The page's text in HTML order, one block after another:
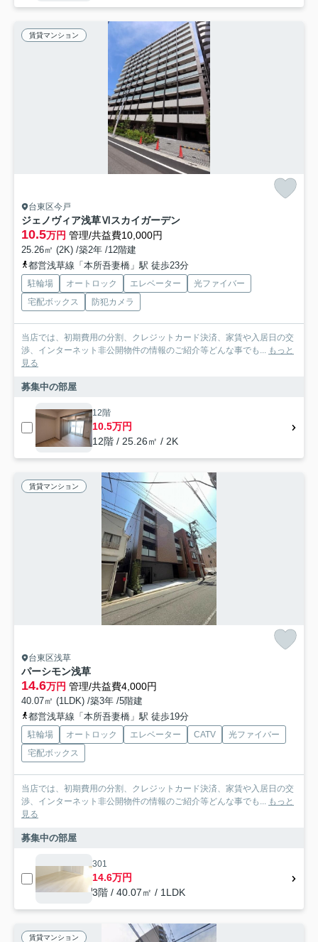
賃貸マンション
台東区今戸
ジェノヴィア浅草Ⅵスカイガーデン
10.5万円 管理/共益費10,000円
25.26㎡ (2K) /築2年 /12階建
都営浅草線「本所吾妻橋」駅 徒歩23分
駐輪場 オートロック エレベーター
光ファイバー
宅配ボックス
防犯カメラ
当店では、初期費用の分割、クレジットカード決済、家賃や入居日の交
渉、インターネット非公開物件の情報のご紹介等どんな事でも... もっと
見る
募集中の部屋
12階
10.5万円
12階 / 25.26㎡ / 2K
賃貸マンション
台東区浅草
パーシモン浅草
14.6万円 管理/共益費4,000円
40.07㎡ (1LDK) /築3年 /5階建
都営浅草線「本所吾妻橋」駅 徒歩19分
駐輪場 オートロック エレベーター CATV
光ファイバー
宅配ボックス
当店では、初期費用の分割、クレジットカード決済、家賃や入居日の交
渉、インターネット非公開物件の情報のご紹介等どんな事でも... もっと
見る
募集中の部屋
301
14.6万円
3階 / 40.07㎡ / 1LDK
賃貸マンション